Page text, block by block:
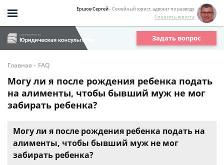
Ершов Сергей- Семейный юрист, адвокат по разводу
Спросить юриста
Задать вопрос
Главная - FAQ
Могу ли я после рождения ребенка подать
на алименты, чтобы бывший муж не мог
забирать ребенка?
Могу ли я после рождения ребенка подать на
алименты, чтобы бывший муж не мог
забирать ребенка?